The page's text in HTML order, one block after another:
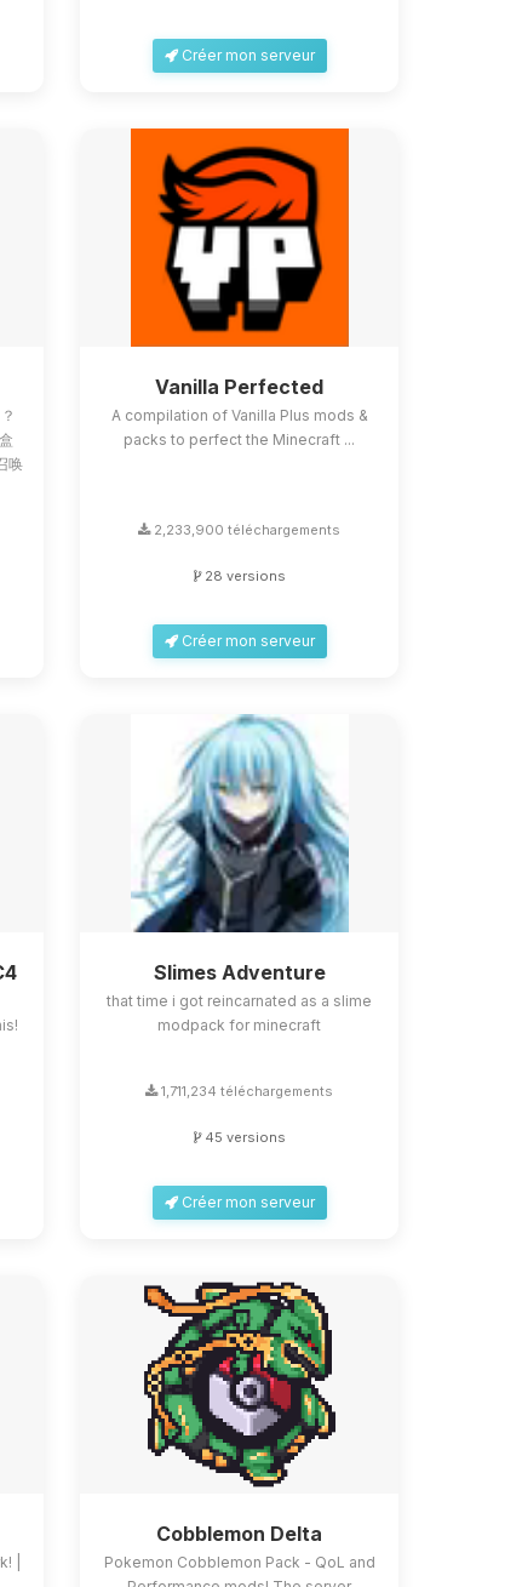
Créer mon serveur
唤
Vanilla Perfected
A compilation of Vanilla Plus mods &
packs to perfect the Minecraft ...
2,233,900 téléchargements
28 versions
Créer mon serveur
Slimes Adventure
that time i got reincarnated as a slime
modpack for minecraft
1,711,234 téléchargements
45 versions
Créer mon serveur
|
Cobblemon Delta
Pokemon Cobblemon Pack - QoL and